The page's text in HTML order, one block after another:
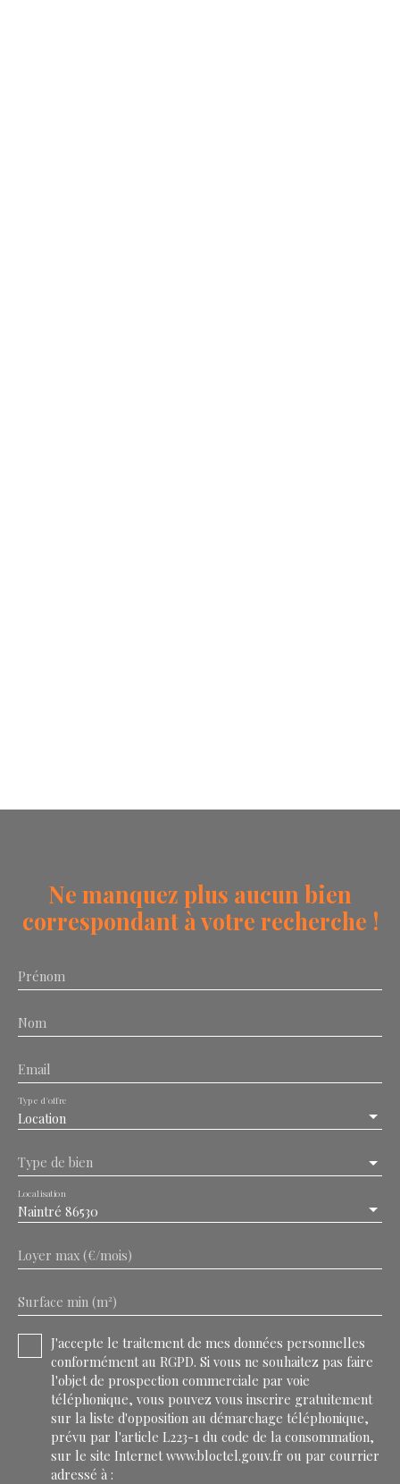
Ne manquez plus aucun bien
correspondant à votre recherche !
Prénom
Nom
Email
Location
Type d'offre
Type de bien
Naintré 86530
Localisation
Loyer max (€/mois)
Surface min (m²)
J'accepte le traitement de mes données personnelles
conformément au RGPD. Si vous ne souhaitez pas faire
l'objet de prospection commerciale par voie
téléphonique, vous pouvez vous inscrire gratuitement
sur la liste d'opposition au démarchage téléphonique,
prévu par l'article L223-1 du code de la consommation,
sur le site Internet www.bloctel.gouv.fr ou par courrier
adressé à :